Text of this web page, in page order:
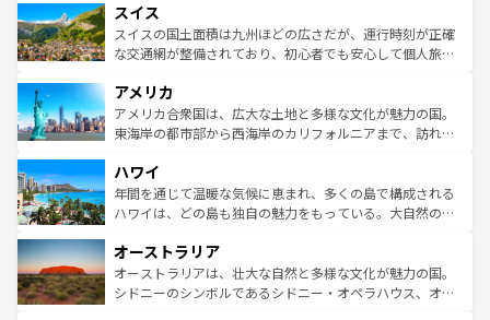
れる地方に足を運ぶとそれぞれで全く異なる文化を体験で
きるだろう。 なお、新着のフランス情報はコンテンツ一覧
を参照してほしい。
は、お酒好きな人にはぜひ体験してほしい。 なお、新着の
ドイツ情報はコンテンツ一覧を参照してほしい。
リアごとに異なる魅力がある。また、優雅なアフタヌーン
ティー、ビール好きにはたまらない英国パブ、サッカー観
戦など、本場だからこそできる体験も豊富。イギリスを旅
ンツ一覧を参照してほしい。
スイス
スイスの国土面積は九州ほどの広さだが、運行時刻が正確
な交通網が整備されており、初心者でも安心して個人旅行
の建物がそのまま残る町や、スイスならではのユニークな
博物館もあり、アルプス観光だけでなく町歩きも満喫する
ことができる。国民の所得が高いため物価も高いが、旅行
ば市内交通費無料で観光を楽しむこともできる。 なお、新
着のスイス情報はコンテンツ一覧 を参照してほしい。
アメリカ
アメリカ合衆国は、広大な土地と多様な文化が魅力の国。
東海岸の都市部から西海岸のカリフォルニアまで、訪れる
のような巨大都市は、観光、ショッピング、エンターテイ
ンメントが詰まった刺激的なスポットだ。一方、アメリカ
西部には大自然が広がり、グランドキャニオンやイエロー
部のニューオーリンズでは、音楽と美食が融合した独特の
文化が魅力。旅行者はアメリカの各地域で異なる魅力を楽
しみながら、その多様性と豊かな歴史を感じることができ
ハワイ
年間を通じて温暖な気候に恵まれ、多くの島で構成される
ハワイは、どの島も独自の魅力をもっている。大自然の神
ワイ島は見逃せない。また、定番の観光地といえばオアフ
島だが、静かな自然を求めるならマウイ島やカウアイ島が
おすすめ。エメラルドグリーンに輝く海をはじめ、豊かな
オーストラリア
オーストラリアは、壮大な自然と多様な文化が魅力の国。
シドニーのシンボルであるシドニー・オペラハウス、オー